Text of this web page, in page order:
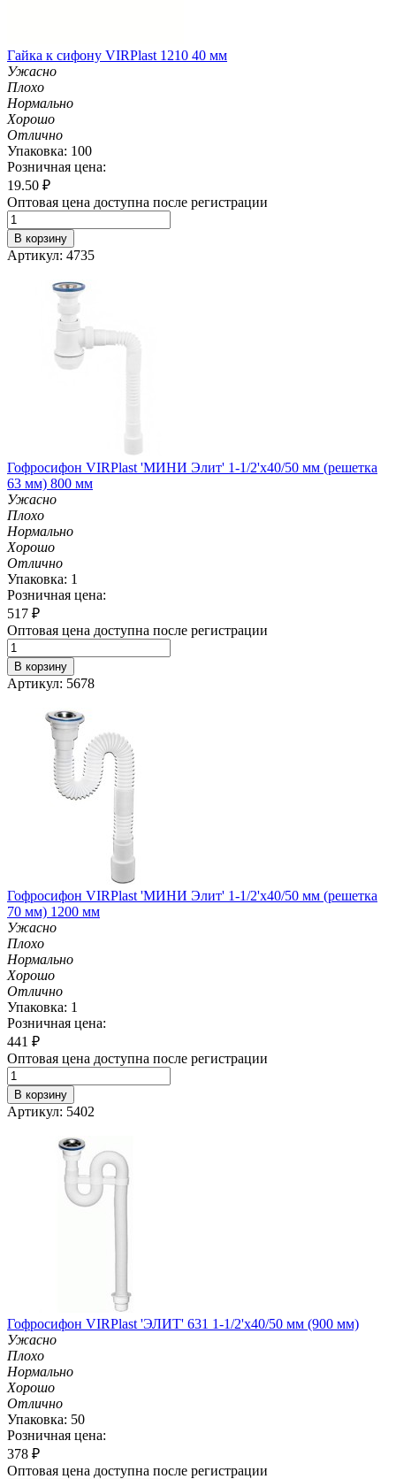
Гайка к сифону VIRPlast 1210 40 мм
Ужасно
Плохо
Нормально
Хорошо
Отлично
Упаковка: 100
Розничная цена:
19.50 ₽
Оптовая цена доступна после регистрации
В корзину
Артикул: 4735
Гофросифон VIRPlast 'МИНИ Элит' 1-1/2'х40/50 мм (решетка
63 мм) 800 мм
Ужасно
Плохо
Нормально
Хорошо
Отлично
Упаковка: 1
Розничная цена:
517 ₽
Оптовая цена доступна после регистрации
В корзину
Артикул: 5678
Гофросифон VIRPlast 'МИНИ Элит' 1-1/2'х40/50 мм (решетка
70 мм) 1200 мм
Ужасно
Плохо
Нормально
Хорошо
Отлично
Упаковка: 1
Розничная цена:
441 ₽
Оптовая цена доступна после регистрации
В корзину
Артикул: 5402
Гофросифон VIRPlast 'ЭЛИТ' 631 1-1/2'х40/50 мм (900 мм)
Ужасно
Плохо
Нормально
Хорошо
Отлично
Упаковка: 50
Розничная цена:
378 ₽
Оптовая цена доступна после регистрации